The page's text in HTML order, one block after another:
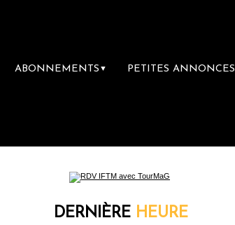
ABONNEMENTS ▼ PETITES ANNONCES
DERNIÈRE HEURE